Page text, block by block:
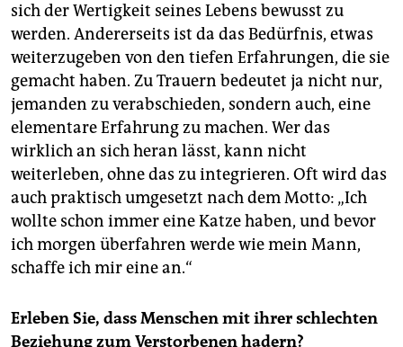
sich der Wertigkeit seines Lebens bewusst zu
werden. Andererseits ist da das Bedürfnis, etwas
weiterzugeben von den tiefen Erfahrungen, die sie
gemacht haben. Zu Trauern bedeutet ja nicht nur,
jemanden zu verabschieden, sondern auch, eine
elementare Erfahrung zu machen. Wer das
wirklich an sich heran lässt, kann nicht
weiterleben, ohne das zu integrieren. Oft wird das
auch praktisch umgesetzt nach dem Motto: „Ich
wollte schon immer eine Katze haben, und bevor
ich morgen überfahren werde wie mein Mann,
schaffe ich mir eine an.“
Erleben Sie, dass Menschen mit ihrer schlechten
Beziehung zum Verstorbenen hadern?